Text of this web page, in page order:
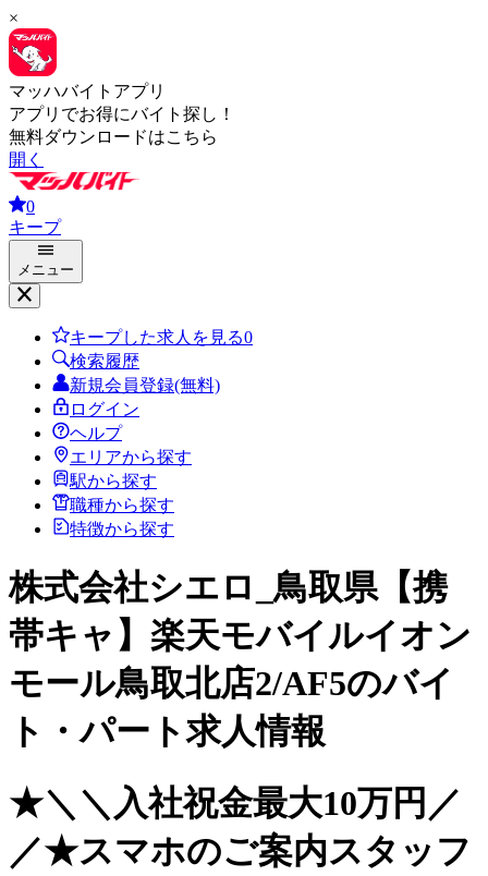
×
マッハバイトアプリ
アプリでお得にバイト探し！
無料ダウンロードはこちら
開く
0
キープ
メニュー
キープした求人を見る0
検索履歴
新規会員登録(無料)
ログイン
ヘルプ
エリアから探す
駅から探す
職種から探す
特徴から探す
株式会社シエロ_鳥取県【携
帯キャ】楽天モバイルイオン
モール鳥取北店2/AF5のバイ
ト・パート求人情報
★＼＼入社祝金最大10万円／
／★スマホのご案内スタッフ